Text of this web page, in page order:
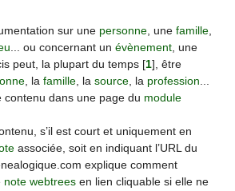
sur une personne, une famille,
... ou concernant un évènement, une
peut, la plupart du temps[1], être
, la famille, la source, la profession...
contenu dans une page du module
s’il est court et uniquement en
associée, soit en indiquant l’URL du
explique comment
note webtreesen lien cliquable si elle ne